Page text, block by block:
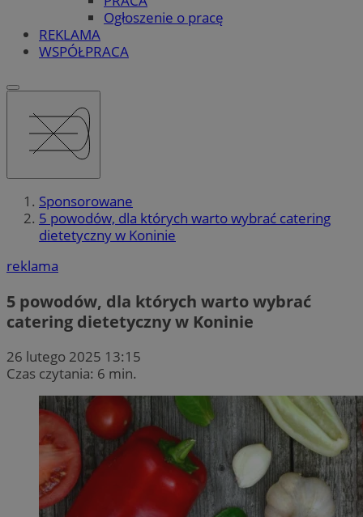
Ogłoszenie o pracę
REKLAMA
WSPÓŁPRACA
Sponsorowane
5 powodów, dla których warto wybrać catering
dietetyczny w Koninie
reklama
5 powodów, dla których warto wybrać
catering dietetyczny w Koninie
26 lutego 2025 13:15
Czas czytania: 6 min.